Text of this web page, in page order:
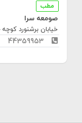
مطب
صومعه سرا
خیابان برشنورد کوچه
44359953